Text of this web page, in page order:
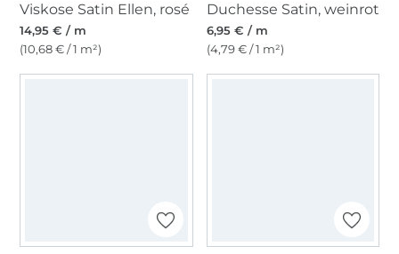
Viskose Satin Ellen, rosé
14,95 € / m
(10,68 € / 1 m²)
Duchesse Satin, weinrot
6,95 € / m
(4,79 € / 1 m²)